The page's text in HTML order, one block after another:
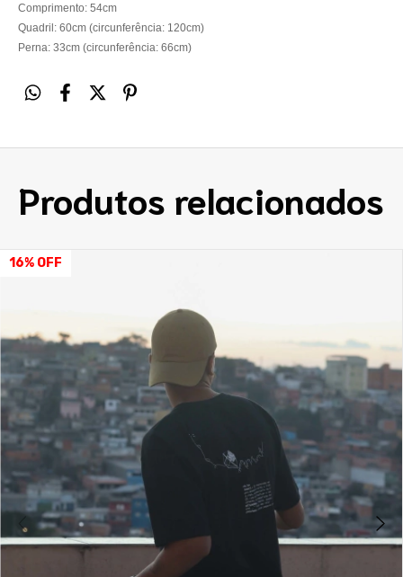
Comprimento: 54cm
Quadril: 60cm (circunferência: 120cm)
​Perna: 33cm (circunferência: 66cm)
Produtos relacionados
16% OFF